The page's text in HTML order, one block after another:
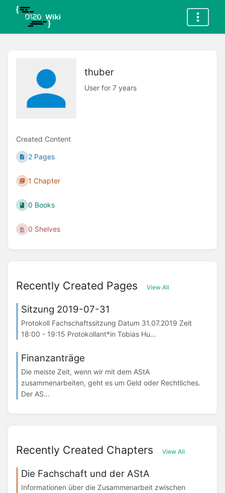
thuber
User for 7 years
Created Content
2 Pages
1 Chapter
0 Books
0 Shelves
Recently Created Pages View All
Sitzung 2019-07-31
Protokoll Fachschaftssitzung Datum 31.07.2019 Zeit
18:00 - 19:15 Protokollant*in Tobias Hu...
Finanzanträge
Die meiste Zeit, wenn wir mit dem AStA
zusammenarbeiten, geht es um Geld oder Rechtliches.
Der AS...
Recently Created Chapters View All
Die Fachschaft und der AStA
Informationen über die Zusammenarbeit zwischen